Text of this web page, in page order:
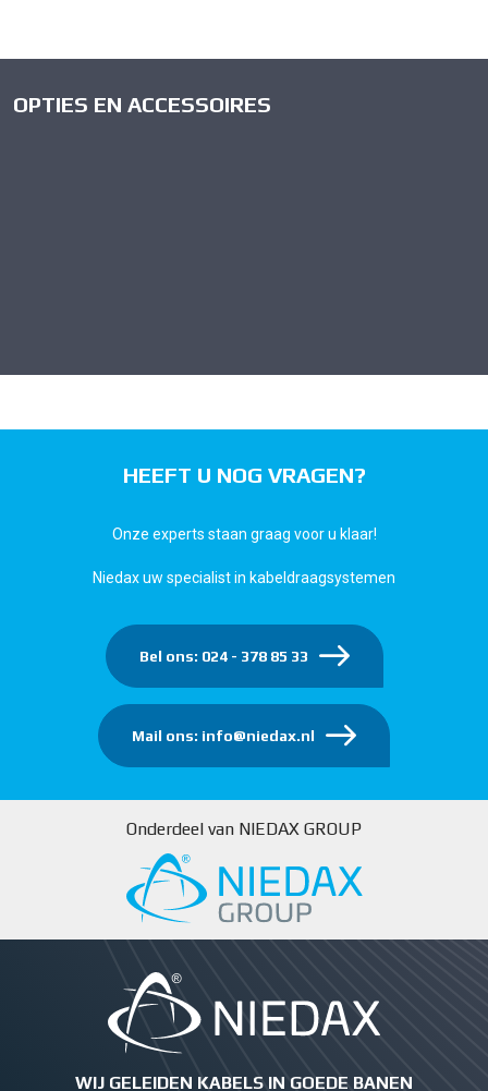
OPTIES EN ACCESSOIRES
HEEFT U NOG VRAGEN?
Onze experts staan graag voor u klaar!
Niedax uw specialist in kabeldraagsystemen
Bel ons: 024 - 378 85 33
Mail ons: info@niedax.nl
Onderdeel van NIEDAX GROUP
WIJ GELEIDEN KABELS IN GOEDE BANEN